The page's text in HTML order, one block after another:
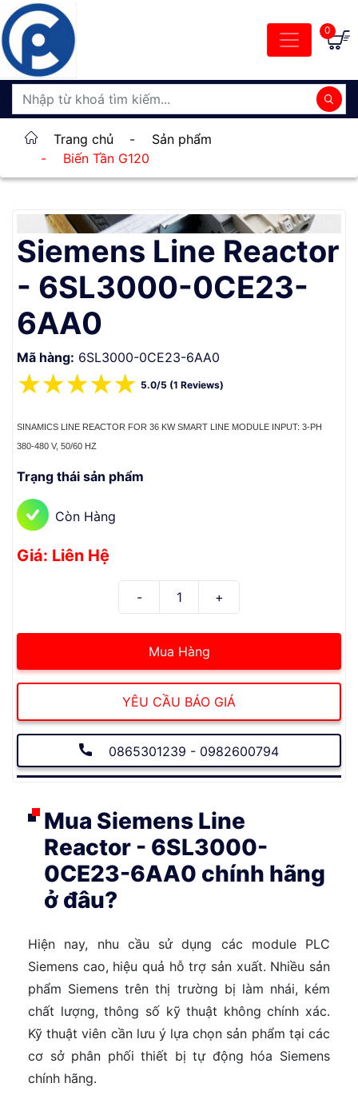
0
Trang chủ -
Sản phẩm
-
Biến Tần G120
Siemens Line Reactor
- 6SL3000-0CE23-
6AA0
Mã hàng: 6SL3000-0CE23-6AA0
☆
☆
☆
☆
☆ 5.0/5 (1 Reviews)
SINAMICS LINE REACTOR FOR 36 KW SMART LINE MODULE INPUT: 3-PH
380-480 V, 50/60 HZ
Trạng thái sản phẩm
Còn Hàng
Giá: Liên Hệ
Mua Hàng
YÊU CẦU BÁO GIÁ
0865301239 - 0982600794
Mua Siemens Line
Reactor - 6SL3000-
0CE23-6AA0 chính hãng
ở đâu?
Hiện nay, nhu cầu sử dụng các module PLC
Siemens cao, hiệu quả hỗ trợ sản xuất. Nhiều sản
phẩm Siemens trên thị trường bị làm nhái, kém
chất lượng, thông số kỹ thuật không chính xác.
Kỹ thuật viên cần lưu ý lựa chọn sản phẩm tại các
cơ sở phân phối thiết bị tự động hóa Siemens
chính hãng.